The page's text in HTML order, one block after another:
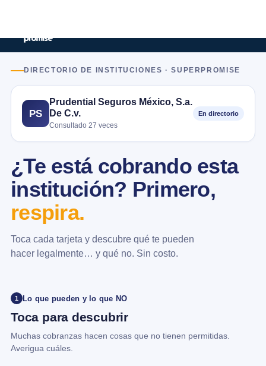
DIRECTORIO DE INSTITUCIONES · SUPERPROMISE
PS
Prudential Seguros México, S.a.
De C.v.
Consultado 27 veces
En directorio
¿Te está cobrando esta
institución? Primero,
respira.
Toca cada tarjeta y descubre qué te pueden
hacer legalmente… y qué no. Sin costo.
1 Lo que pueden y lo que NO
Toca para descubrir
Muchas cobranzas hacen cosas que no tienen permitidas.
Averigua cuáles.